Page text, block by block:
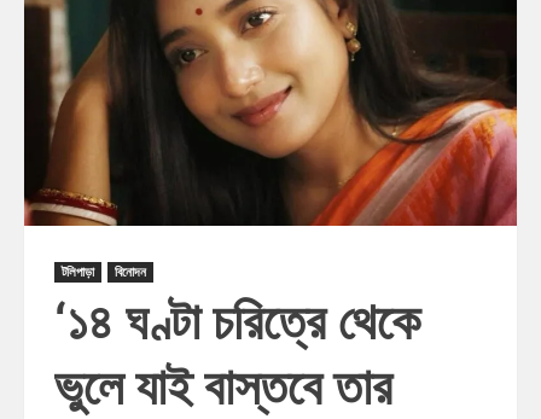
টলিপাড়া বিনোদন
‘১৪ ঘণ্টা চরিত্রে থেকে
ভুলে যাই বাস্তবে তার